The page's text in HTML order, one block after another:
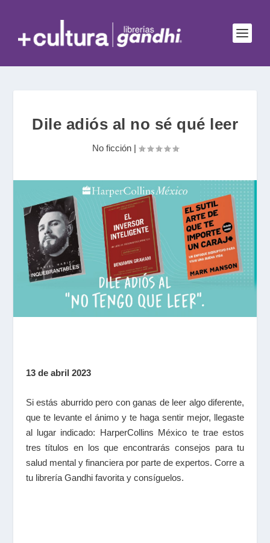
Dile adiós al no sé qué leer
No ficción|
13 de abril 2023
Si estás aburrido pero con ganas de leer algo diferente,
que te levante el ánimo y te haga sentir mejor, llegaste
al lugar indicado: HarperCollins México te trae estos
tres títulos en los que encontrarás consejos para tu
salud mental y financiera por parte de expertos. Corre a
tu librería Gandhi favorita y consíguelos.